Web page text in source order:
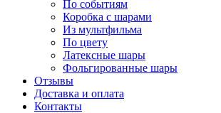
По событиям
Коробка с шарами
Из мультфильма
По цвету
Латексные шары
Фольгированные шары
Отзывы
Доставка и оплата
Контакты